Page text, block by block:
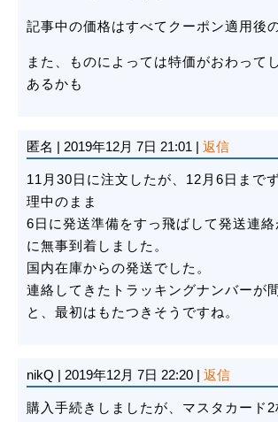
記事中の価格はすべてクーポン適用後
また、ものによっては特価がおわって
あるかも
匿名 | 2019年12月 7日 21:01 | 返信
11月30日に注文したが、12月6日まで
理中のまま
6日に発送準備をすっ飛ばして発送連絡
に無事到着しました。
国内在庫からの発送でした。
連絡してきたトラッキングナンバーが
と、最初はもたつきそうですね。
nikQ | 2019年12月 7日 22:20 | 返信
購入手続きしましたが、マスタカード